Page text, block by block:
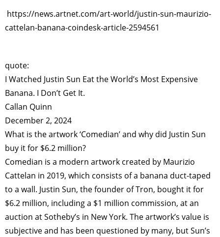
https://news.artnet.com/art-world/justin-sun-maurizio-
cattelan-banana-coindesk-article-2594561
quote:
I Watched Justin Sun Eat the World’s Most Expensive
Banana. I Don’t Get It.
Callan Quinn
December 2, 2024
What is the artwork ‘Comedian’ and why did Justin Sun
buy it for $6.2 million?
Comedian is a modern artwork created by Maurizio
Cattelan in 2019, which consists of a banana duct-taped
to a wall. Justin Sun, the founder of Tron, bought it for
$6.2 million, including a $1 million commission, at an
auction at Sotheby’s in New York. The artwork’s value is
subjective and has been questioned by many, but Sun’s